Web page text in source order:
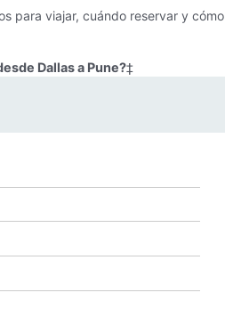
para viajar, cuándo reservar y cómo
Dallas a Pune?‡